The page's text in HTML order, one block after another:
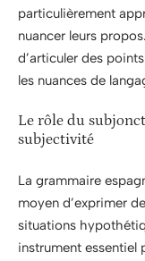
particulièrement
nuancer leurs
d’articuler des
les nuances de
Le rôle du
subjectivité
La grammaire
moyen d’exprimer
situations
instrument essentiel